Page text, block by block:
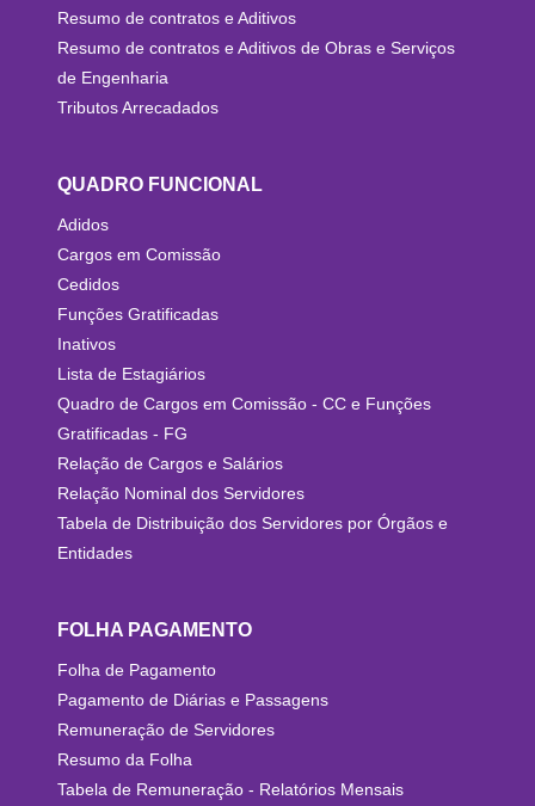
Resumo de contratos e Aditivos
Resumo de contratos e Aditivos de Obras e Serviços
de Engenharia
Tributos Arrecadados
QUADRO FUNCIONAL
Adidos
Cargos em Comissão
Cedidos
Funções Gratificadas
Inativos
Lista de Estagiários
Quadro de Cargos em Comissão - CC e Funções
Gratificadas - FG
Relação de Cargos e Salários
Relação Nominal dos Servidores
Tabela de Distribuição dos Servidores por Órgãos e
Entidades
FOLHA PAGAMENTO
Folha de Pagamento
Pagamento de Diárias e Passagens
Remuneração de Servidores
Resumo da Folha
Tabela de Remuneração - Relatórios Mensais